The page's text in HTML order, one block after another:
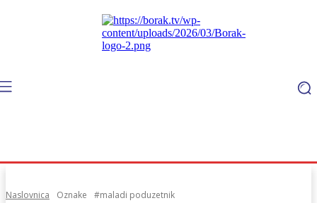
Naslovnica Oznake #maladi poduzetnik